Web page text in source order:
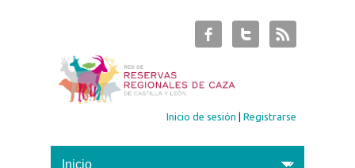
Inicio de sesión |Registrarse